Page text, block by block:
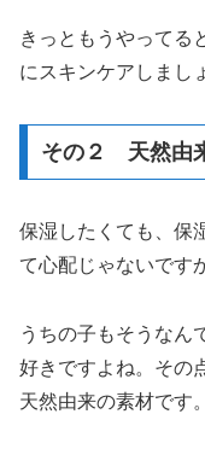
きっともうやってる
にスキンケアしまし
その２ 天然由
保湿したくても、保
て心配じゃないです
うちの子もそうなん
好きですよね。その
天然由来の素材です。